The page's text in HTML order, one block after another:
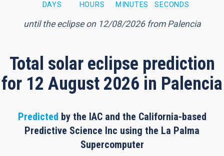
DAYS HOURS MINUTES SECONDS
until the eclipse on 12/08/2026 from Palencia
Total solar eclipse prediction
for 12 August 2026 in Palencia
Predicted by the IAC and the California-based
Predictive Science Inc using the La Palma
Supercomputer